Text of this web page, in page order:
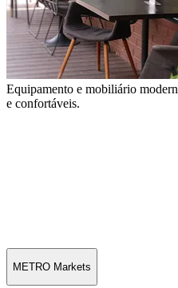
Equipamento e mobiliário
e confortáveis.
METRO Markets